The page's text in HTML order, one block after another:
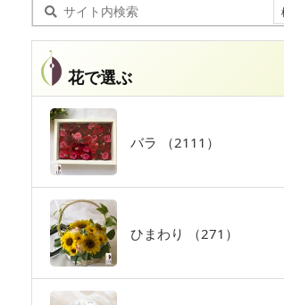
花で選ぶ
バラ （2111）
ひまわり （271）